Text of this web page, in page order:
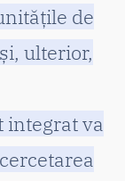
de
ulterior,
integrat va